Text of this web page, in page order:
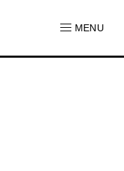
MENU